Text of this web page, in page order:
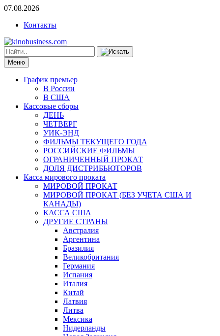
07.08.2026
Контакты
Меню
График премьер
В России
В США
Кассовые сборы
ДЕНЬ
ЧЕТВЕРГ
УИК-ЭНД
ФИЛЬМЫ ТЕКУЩЕГО ГОДА
РОССИЙСКИЕ ФИЛЬМЫ
ОГРАНИЧЕННЫЙ ПРОКАТ
ДОЛЯ ДИСТРИБЬЮТОРОВ
Касса мирового проката
МИРОВОЙ ПРОКАТ
МИРОВОЙ ПРОКАТ (БЕЗ УЧЕТА США И
КАНАДЫ)
КАССА США
ДРУГИЕ СТРАНЫ
Австралия
Аргентина
Бразилия
Великобритания
Германия
Испания
Италия
Китай
Латвия
Литва
Мексика
Нидерланды